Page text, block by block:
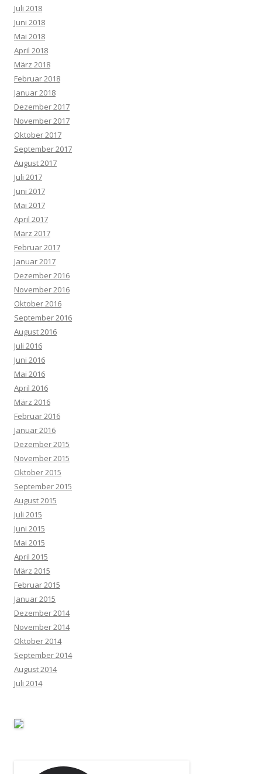
Juli 2018
Juni 2018
Mai 2018
April 2018
März 2018
Februar 2018
Januar 2018
Dezember 2017
November 2017
Oktober 2017
September 2017
August 2017
Juli 2017
Juni 2017
Mai 2017
April 2017
März 2017
Februar 2017
Januar 2017
Dezember 2016
November 2016
Oktober 2016
September 2016
August 2016
Juli 2016
Juni 2016
Mai 2016
April 2016
März 2016
Februar 2016
Januar 2016
Dezember 2015
November 2015
Oktober 2015
September 2015
August 2015
Juli 2015
Juni 2015
Mai 2015
April 2015
März 2015
Februar 2015
Januar 2015
Dezember 2014
November 2014
Oktober 2014
September 2014
August 2014
Juli 2014